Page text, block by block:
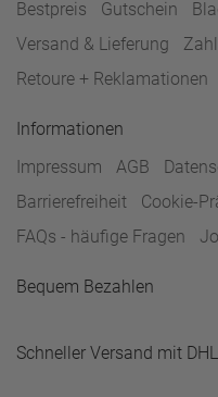
Bestpreis
Gutschein
Versand & Lieferung
Retoure + Reklamationen
Informationen
Impressum
AGB
Barrierefreiheit
Cookie-
FAQs - häufige Fragen
Bequem Bezahlen
Schneller Versand mit DHL